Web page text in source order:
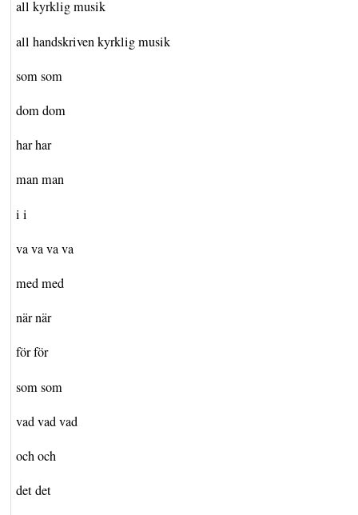
all kyrklig musik
all handskriven kyrklig musik
som som
dom dom
har har
man man
i i
va va va va
med med
när när
för för
som som
vad vad vad
och och
det det